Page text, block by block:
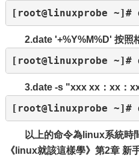
[root@linuxprobe ~]#
2.date '+%Y%M%D' 按照
[root@linuxprobe ~]#
3.date -s "xxx xx：xx：
[root@linuxprobe ~]#
以上的命令為linux系統時
《linux就該這樣學》第2章 新